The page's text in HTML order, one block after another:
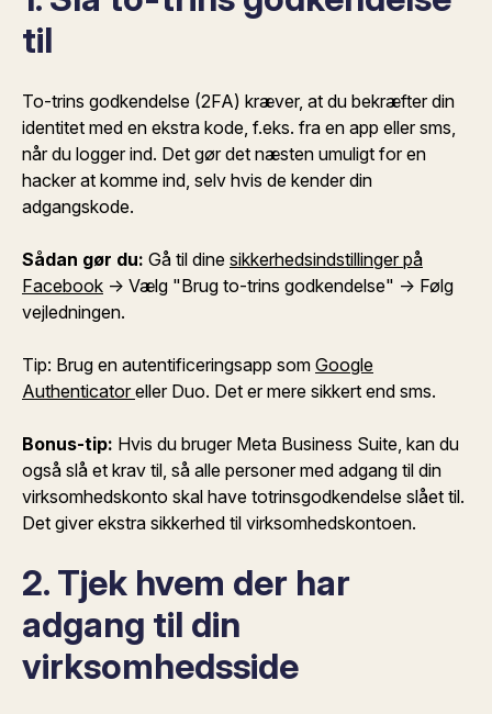
til
To-trins godkendelse (2FA) kræver, at du bekræfter din
identitet med en ekstra kode, f.eks. fra en app eller sms,
når du logger ind. Det gør det næsten umuligt for en
hacker at komme ind, selv hvis de kender din
adgangskode.
Sådan gør du: Gå til dine sikkerhedsindstillinger på
Facebook → Vælg "Brug to-trins godkendelse" → Følg
vejledningen.
Tip: Brug en autentificeringsapp som Google
Authenticator eller Duo. Det er mere sikkert end sms.
Bonus-tip: Hvis du bruger Meta Business Suite, kan du
også slå et krav til, så alle personer med adgang til din
virksomhedskonto skal have totrinsgodkendelse slået til.
Det giver ekstra sikkerhed til virksomhedskontoen.
2. Tjek hvem der har
adgang til din
virksomhedsside